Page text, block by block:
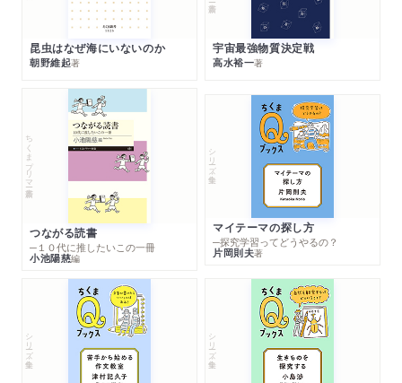
昆虫はなぜ海にいないのか
朝野維起著
宇宙最強物質決定戦
高水裕一著
ちくまプリマー新書
つながる読書
─１０代に推したいこの一冊
小池陽慈編
シリーズ・全集
マイテーマの探し方
─探究学習ってどうやるの？
片岡則夫著
シリーズ・全集 シリーズ・全集